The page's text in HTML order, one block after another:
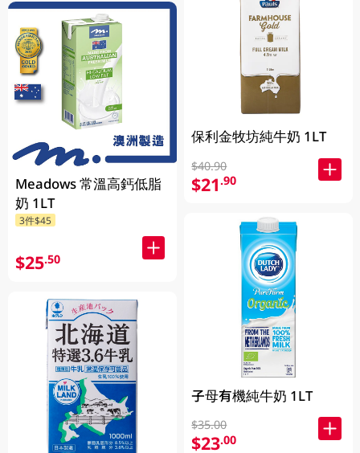
Meadows 常溫高鈣低脂
奶 1LT
3件$45
$25.50
保利金牧坊純牛奶 1LT
$40.90
$21.90
子母有機純牛奶 1LT
$35.00
$23.00